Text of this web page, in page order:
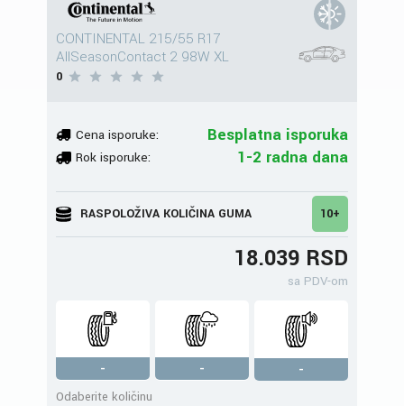
CONTINENTAL 215/55 R17
AllSeasonContact 2 98W XL
0
Cena isporuke: Besplatna isporuka
Rok isporuke: 1-2 radna dana
RASPOLOŽIVA KOLIČINA GUMA 10+
18.039 RSD
sa PDV-om
- -
-
Odaberite količinu